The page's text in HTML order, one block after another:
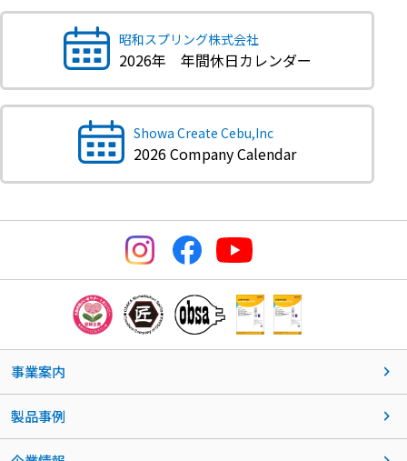
昭和スプリング株式会社
2026年 年間休日カレンダー
Showa Create Cebu,Inc
2026 Company Calendar
事業案内
製品事例